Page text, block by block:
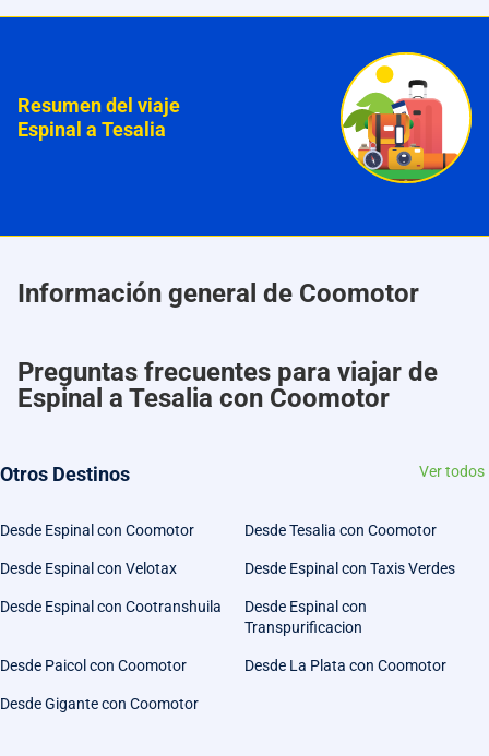
Resumen del viaje
Espinal a Tesalia
Información general de Coomotor
Preguntas frecuentes para viajar de
Espinal a Tesalia con Coomotor
Otros Destinos Ver todos
Desde Espinal con Coomotor Desde Tesalia con Coomotor
Desde Espinal con Velotax Desde Espinal con Taxis Verdes
Desde Espinal con Cootranshuila
Desde Espinal con
Transpurificacion
Desde Paicol con Coomotor Desde La Plata con Coomotor
Desde Gigante con Coomotor